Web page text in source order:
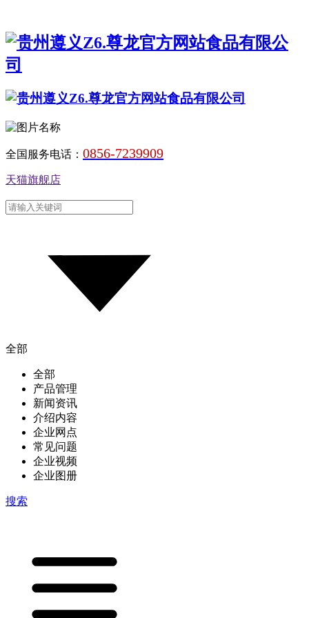
全国服务电话： 0856-7239909
天猫旗舰店
全部
全部
产品管理
新闻资讯
介绍内容
企业网点
常见问题
企业视频
企业图册
搜索